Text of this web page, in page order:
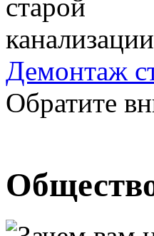
Демонтаж
Обратите